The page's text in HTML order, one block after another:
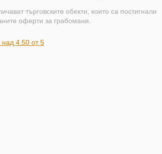
търговските обекти, които са постигнали
оферти за грабомани.
4.50 от 5